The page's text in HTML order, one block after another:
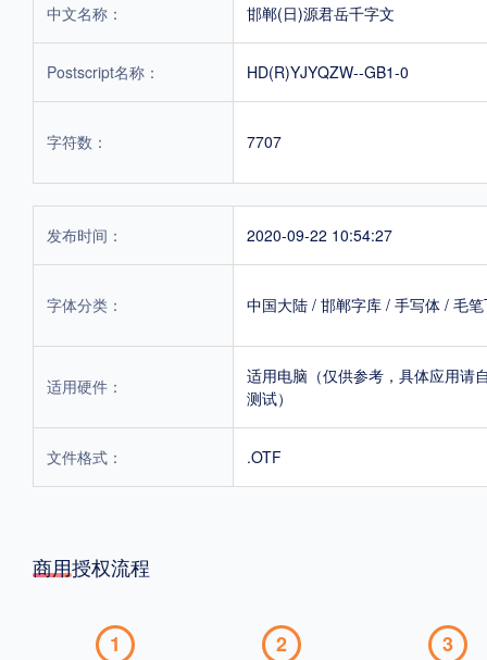
中文名称： 邯郸(日)源君岳千字文
Postscript名称： HD(R)YJYQZW--GB1-0
字符数： 7707
发布时间： 2020-09-22 10:54:27
字体分类： 中国大陆 / 邯郸字库 / 手写体 / 毛
适用硬件：
适用电脑（仅供参考，具体应用请
测试）
文件格式： .OTF
商用授权流程
1 2 3